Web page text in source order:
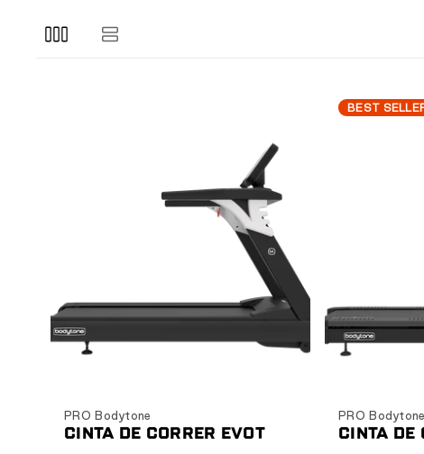
PRO Bodytone
CINTA DE CORRER EVOT
BEST
PRO Bodytone
CINTA DE